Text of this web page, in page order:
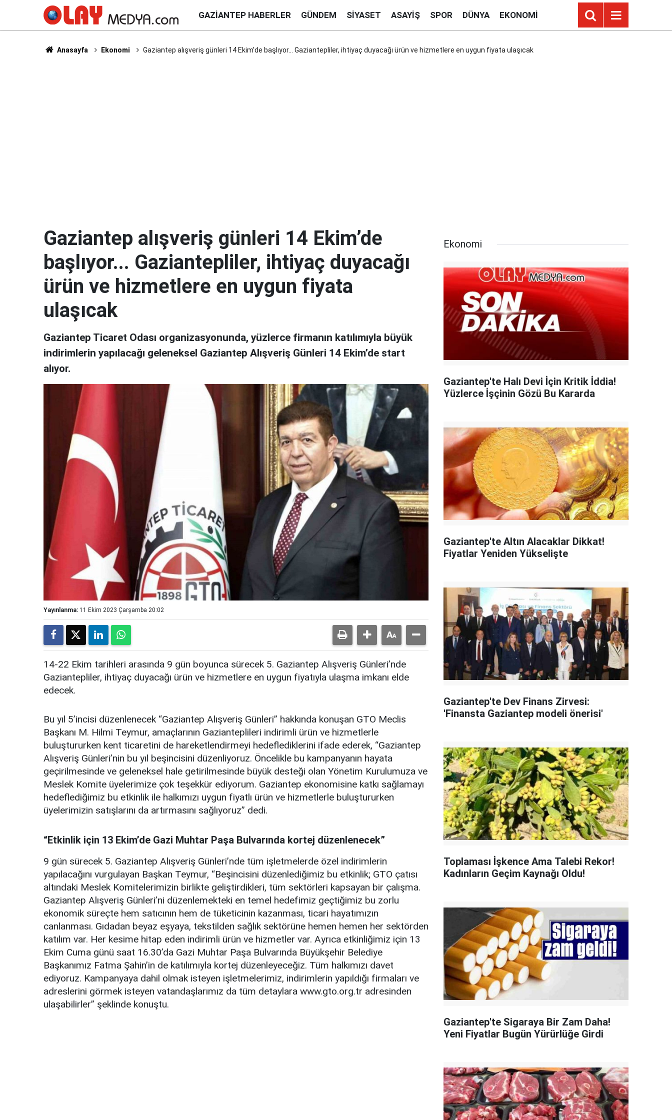
GAZIANTEP HABERLER GÜNDEM SIYASET ASAYIŞ SPOR DÜNYA EKONOMI
Anasayfa Ekonomi Gaziantep alışveriş günleri 14 Ekim’de başlıyor... Gaziantepliler, ihtiyaç duyacağı ürün ve hizmetlere en uygun fiyata ulaşıcak
Gaziantep alışveriş günleri 14 Ekim’de
başlıyor... Gaziantepliler, ihtiyaç duyacağı
ürün ve hizmetlere en uygun fiyata
ulaşıcak
Gaziantep Ticaret Odası organizasyonunda, yüzlerce firmanın katılımıyla büyük
indirimlerin yapılacağı geleneksel Gaziantep Alışveriş Günleri 14 Ekim’de start
alıyor.
Yayınlanma: 11 Ekim 2023 Çarşamba 20:02
14-22 Ekim tarihleri arasında 9 gün boyunca sürecek 5. Gaziantep Alışveriş Günleri’nde
Gaziantepliler, ihtiyaç duyacağı ürün ve hizmetlere en uygun fiyatıyla ulaşma imkanı elde
edecek.
Bu yıl 5’incisi düzenlenecek “Gaziantep Alışveriş Günleri” hakkında konuşan GTO Meclis
Başkanı M. Hilmi Teymur, amaçlarının Gazianteplileri indirimli ürün ve hizmetlerle
buluştururken kent ticaretini de hareketlendirmeyi hedeflediklerini ifade ederek, “Gaziantep
Alışveriş Günleri’nin bu yıl beşincisini düzenliyoruz. Öncelikle bu kampanyanın hayata
geçirilmesinde ve geleneksel hale getirilmesinde büyük desteği olan Yönetim Kurulumuza ve
Meslek Komite üyelerimize çok teşekkür ediyorum. Gaziantep ekonomisine katkı sağlamayı
hedeflediğimiz bu etkinlik ile halkımızı uygun fiyatlı ürün ve hizmetlerle buluştururken
üyelerimizin satışlarını da artırmasını sağlıyoruz” dedi.
“Etkinlik için 13 Ekim’de Gazi Muhtar Paşa Bulvarında kortej düzenlenecek”
9 gün sürecek 5. Gaziantep Alışveriş Günleri’nde tüm işletmelerde özel indirimlerin
yapılacağını vurgulayan Başkan Teymur, “Beşincisini düzenlediğimiz bu etkinlik; GTO çatısı
altındaki Meslek Komitelerimizin birlikte geliştirdikleri, tüm sektörleri kapsayan bir çalışma.
Gaziantep Alışveriş Günleri’ni düzenlemekteki en temel hedefimiz geçtiğimiz bu zorlu
ekonomik süreçte hem satıcının hem de tüketicinin kazanması, ticari hayatımızın
canlanması. Gıdadan beyaz eşyaya, tekstilden sağlık sektörüne hemen hemen her sektörden
katılım var. Her kesime hitap eden indirimli ürün ve hizmetler var. Ayrıca etkinliğimiz için 13
Ekim Cuma günü saat 16.30’da Gazi Muhtar Paşa Bulvarında Büyükşehir Belediye
Başkanımız Fatma Şahin’in de katılımıyla kortej düzenleyeceğiz. Tüm halkımızı davet
ediyoruz. Kampanyaya dahil olmak isteyen işletmelerimiz, indirimlerin yapıldığı firmaları ve
adreslerini görmek isteyen vatandaşlarımız da tüm detaylara www.gto.org.tr adresinden
ulaşabilirler” şeklinde konuştu.
Ekonomi
Gaziantep'te Halı Devi İçin Kritik İddia!
Yüzlerce İşçinin Gözü Bu Kararda
Gaziantep'te Altın Alacaklar Dikkat!
Fiyatlar Yeniden Yükselişte
Gaziantep'te Dev Finans Zirvesi:
'Finansta Gaziantep modeli önerisi'
Toplaması İşkence Ama Talebi Rekor!
Kadınların Geçim Kaynağı Oldu!
Gaziantep'te Sigaraya Bir Zam Daha!
Yeni Fiyatlar Bugün Yürürlüğe Girdi